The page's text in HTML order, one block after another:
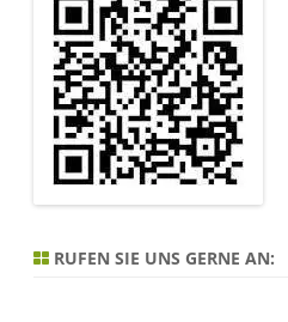
RUFEN SIE UNS GERNE AN: